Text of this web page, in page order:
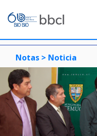
Notas > Noticia